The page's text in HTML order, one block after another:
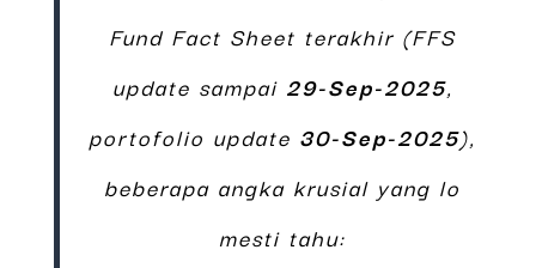
Fund Fact Sheet terakhir (FFS
update sampai 29-Sep-2025,
portofolio update 30-Sep-2025),
beberapa angka krusial yang lo
mesti tahu: